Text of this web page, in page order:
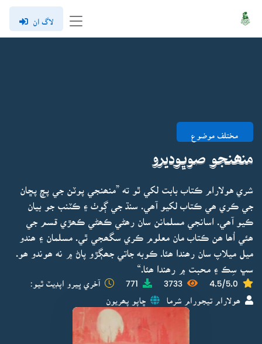
لاگ ان
مختلف موضوع
منھنجو صوڀوديرو
شري هولارام ڪتاب بابت لکي ٿو ته ”منھنجي پوٽن جي پڇ پڇان
جي ڪري ھي ڪتاب لکيو آھي. سنڌ جي ڳوٺ ۽ ڪٽنب جو بيان
ڪيو آھي. اسانجي مسلمانن سان رھڻي ڪھڻي ڪھڙي قسم جي
ھئي اُھا ھن ڪتاب مان معلوم ڪري سگھجي ٿي. مسلمان ۽ ھندو
ميل ميلاپ سان رھندا ھئا. ڪوبه جاتي جھڳڙو پاڻ ۾ نه ھوندو ھو.
سڀ سِڪ ۽ محبت ۾ رھندا ھئا.“
4.5/5.0
3733
771 آخري ڀيرو اپڊيٽ ٿيو:
ھولارام تيجورام شرما ڇاپو پھريون